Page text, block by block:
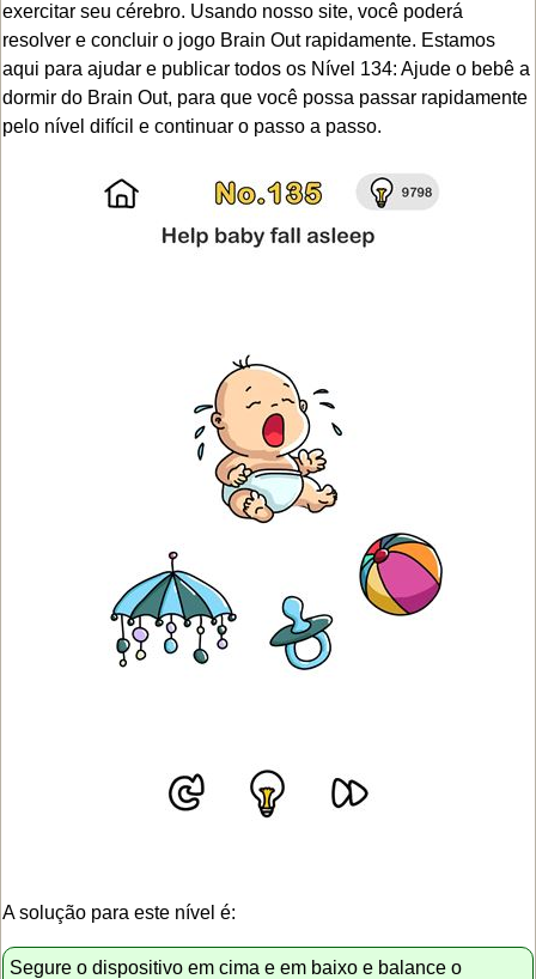
exercitar seu cérebro. Usando nosso site, você poderá
resolver e concluir o jogo Brain Out rapidamente. Estamos
aqui para ajudar e publicar todos os Nível 134: Ajude o bebê a
dormir do Brain Out, para que você possa passar rapidamente
pelo nível difícil e continuar o passo a passo.
A solução para este nível é:
Segure o dispositivo em cima e em baixo e balance o